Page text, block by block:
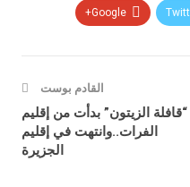
Google+
القادم بوست
“قافلة الزيتون” بدأت من إقليم
الفرات..وانتهت في إقليم
الجزيرة